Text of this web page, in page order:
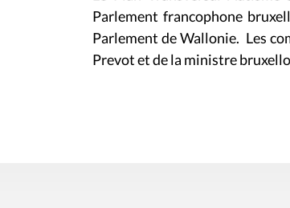
Parlement francophone
Parlement de Wallonie. Les
Prevot et de la ministre